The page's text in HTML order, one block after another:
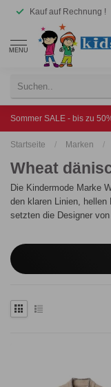
Kauf auf Rechnung !
MENU
Sommer SALE - bis zu
Startseite / Marken /
Wheat
Die Kindermode Marke
den klaren Linien, hellen
setzten die Designer